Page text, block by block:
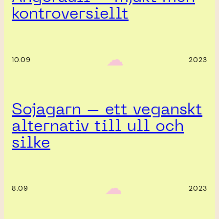
kontroversiellt
10.09 ‎ ‎‎ ☁︎‎‎ 2023
Sojagarn – ett veganskt
alternativ till ull och
silke
8.09 ‎ ‎‎ ☁︎‎‎ 2023